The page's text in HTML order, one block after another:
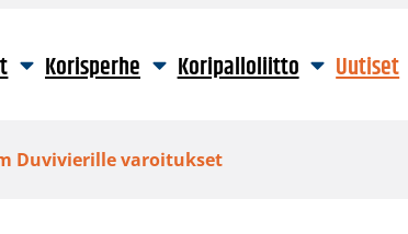
Korisperhe Koripalloliitto Uutiset
Duvivierille varoitukset